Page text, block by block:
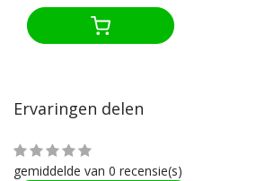
Ervaringen delen
gemiddelde van 0 recensie(s)